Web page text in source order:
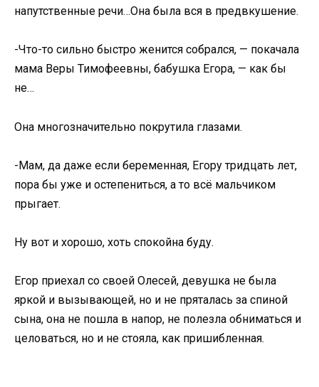
напутственные речи…Она была вся в предвкушение.
-Что-то сильно быстро женится собрался, — покачала
мама Веры Тимофеевны, бабушка Егора, — как бы
не…
Она многозначительно покрутила глазами.
-Мам, да даже если беременная, Егору тридцать лет,
пора бы уже и остепениться, а то всё мальчиком
прыгает.
Ну вот и хорошо, хоть спокойна буду.
Егор приехал со своей Олесей, девушка не была
яркой и вызывающей, но и не пряталась за спиной
сына, она не пошла в напор, не полезла обниматься и
целоваться, но и не стояла, как пришибленная.